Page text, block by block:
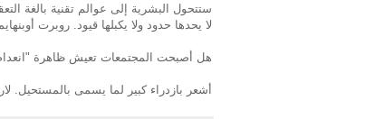
ستتحول البشرية إلى عوالم تقنية بالغة
لا يحدها حدود ولا يكبلها قيود. روبرت
هل أصبحت المجتمعات تعيش ظاهرة
أشعر بازدراء كبير لما يسمى بالمستحيل.